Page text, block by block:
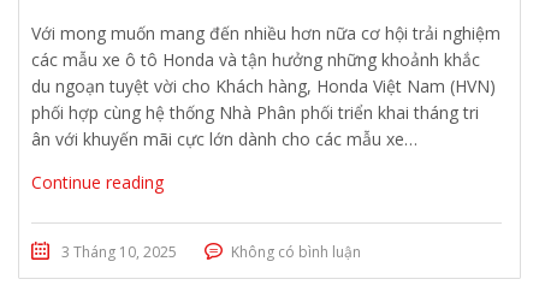
Với mong muốn mang đến nhiều hơn nữa cơ hội trải nghiệm
các mẫu xe ô tô Honda và tận hưởng những khoảnh khắc
du ngoạn tuyệt vời cho Khách hàng, Honda Việt Nam (HVN)
phối hợp cùng hệ thống Nhà Phân phối triển khai tháng tri
ân với khuyến mãi cực lớn dành cho các mẫu xe…
Continue reading
3 Tháng 10, 2025 Không có bình luận